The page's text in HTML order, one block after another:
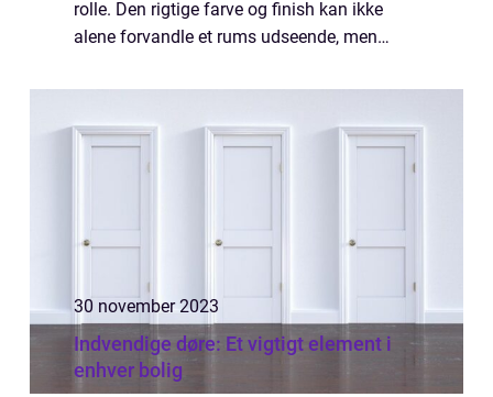
rolle. Den rigtige farve og finish kan ikke
alene forvandle et rums udseende, men
København, som pulserer af liv og kreati...
30 november 2023
Indvendige døre: Et vigtigt element i
enhver bolig